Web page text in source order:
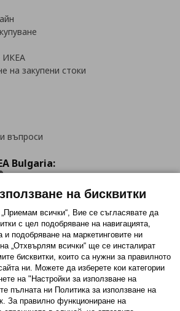
ИКЕА
на закупени стоки
въпроси
Bulgaria:
PinterestInstagram
на бисквитки
всички“, Вие се съгласявате да
с цел подобряване на навигацията,
подобряване на маркетинговите ни
„Отхвърлям всички“ ще се инсталират
бисквитки, които са нужни за правилното
ни. Можете да изберете кои категории
на "Настройки за използване на
пълната ни Политика за използване на
За правилно функциониране на